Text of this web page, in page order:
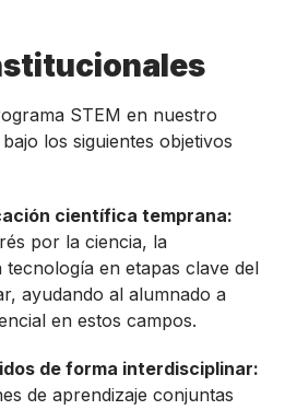
STEM en nuestro
los siguientes objetivos
científica temprana:
por la ciencia, la
tecnología en etapas clave del
ayudando al alumnado a
en estos campos.
de forma interdisciplinar:
de aprendizaje conjuntas